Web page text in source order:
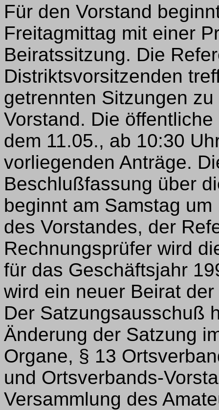
Für den Vorstand
Freitagmittag mit einer
Beiratssitzung. Die
Distriktsvorsitzenden
getrennten Sitzungen
Vorstand. Die
dem 11.05., ab 10:30
vorliegenden Anträge.
Beschlußfassung über
beginnt am Samstag
des Vorstandes, der
Rechnungsprüfer wird
für das Geschäftsjahr
wird ein neuer Beirat
Der Satzungsausschuß
Änderung der Satzung
Organe, § 13
und Ortsverbands-
Versammlung des